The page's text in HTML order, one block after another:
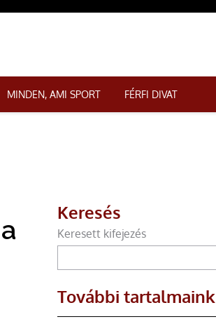
MINDEN, AMI SPORT FÉRFI DIVAT
Keresés
Keresett kifejezés
További tartalmaink